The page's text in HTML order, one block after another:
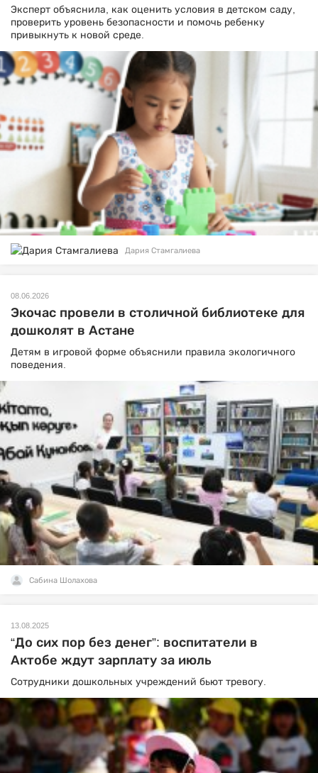
Эксперт объяснила, как оценить условия в детском саду,
проверить уровень безопасности и помочь ребенку
привыкнуть к новой среде.
Дария Стамгалиева
08.06.2026
Экочас провели в столичной библиотеке для
дошколят в Астане
Детям в игровой форме объяснили правила экологичного
поведения.
Сабина Шолахова
13.08.2025
“До сих пор без денег”: воспитатели в
Актобе ждут зарплату за июль
Сотрудники дошкольных учреждений бьют тревогу.